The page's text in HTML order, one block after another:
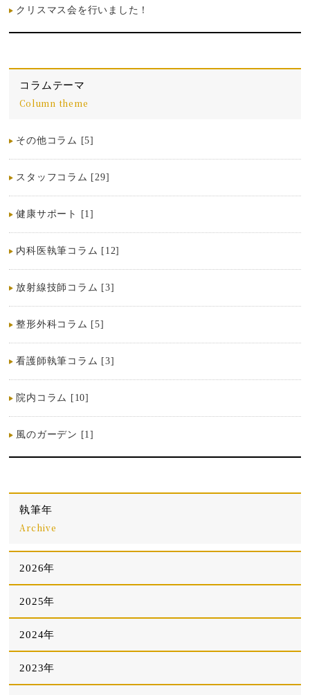
クリスマス会を行いました！
コラムテーマ
Column theme
その他コラム [5]
スタッフコラム [29]
健康サポート [1]
内科医執筆コラム [12]
放射線技師コラム [3]
整形外科コラム [5]
看護師執筆コラム [3]
院内コラム [10]
風のガーデン [1]
執筆年
Archive
2026年
2025年
2024年
2023年